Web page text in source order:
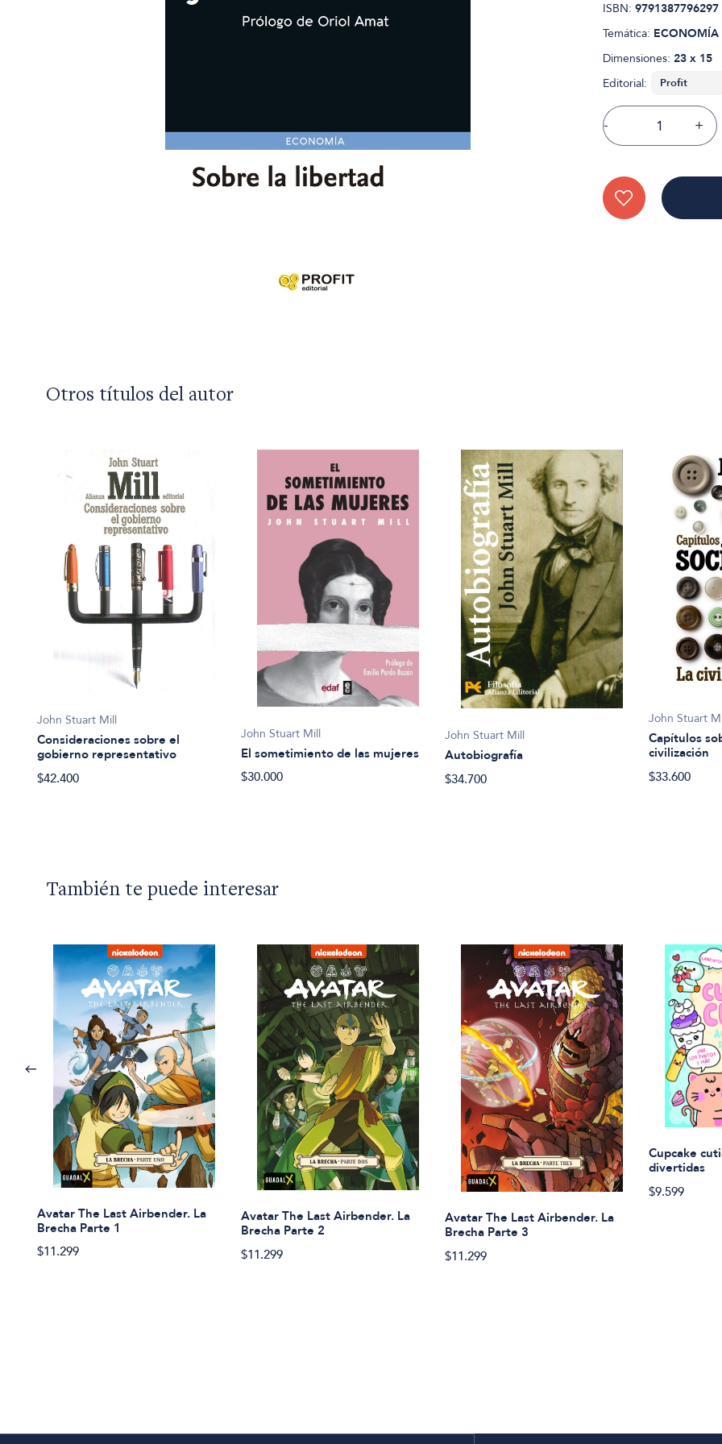
ISBN: 9791387796297
Temática: ECONOMÍA
Dimensiones: 23 x 15
Editorial:
- +
Otros títulos del autor
John Stuart Mill
Consideraciones sobre el
gobierno representativo
$42.400
John Stuart Mill
El sometimiento de las mujeres
$30.000
John Stuart Mill
Autobiografía
$34.700
John Stuart
Capítulos
civilización
$33.600
También te puede interesar
Avatar The Last Airbender. La
Brecha Parte 1
$11.299
Avatar The Last Airbender. La
Brecha Parte 2
$11.299
Avatar The Last Airbender. La
Brecha Parte 3
$11.299
Cupcake
divertidas
$9.599